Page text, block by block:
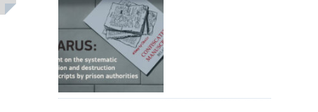
takavarikoinnista ja tuhoamisesta